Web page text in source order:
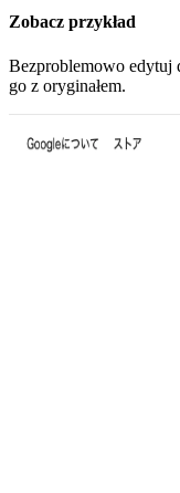
Zobacz przykład
Bezproblemowo edytuj
go z oryginałem.